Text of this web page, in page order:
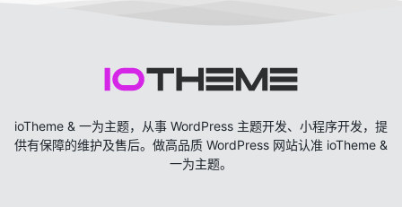
ioTheme & 一为主题，从事 WordPress 主题开发、小程序开发，提
供有保障的维护及售后。做高品质 WordPress 网站认准 ioTheme &
一为主题。